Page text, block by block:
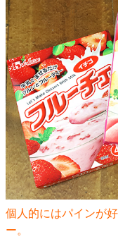
個人的にはパインが
ー。